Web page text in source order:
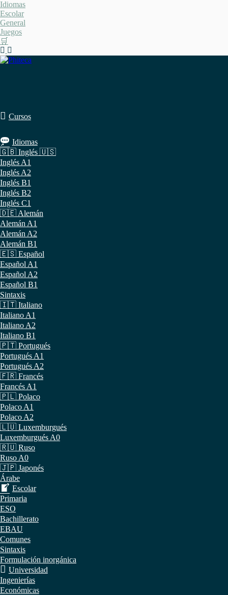
Saltar
al
contenido
Idiomas
Escolar
General
Juegos
🛒
Cursos
Idiomas
🇬🇧 Inglés 🇺🇸
Inglés A1
Inglés A2
Inglés B1
Inglés B2
Inglés C1
🇩🇪 Alemán
Alemán A1
Alemán A2
Alemán B1
🇪🇸 Español
Español A1
Español A2
Español B1
Sintaxis
🇮🇹 Italiano
Italiano A1
Italiano A2
Italiano B1
🇵🇹 Portugués
Portugués A1
Portugués A2
🇫🇷 Francés
Francés A1
🇵🇱 Polaco
Polaco A1
Polaco A2
🇱🇺 Luxemburgués
Luxemburgués A0
🇷🇺 Ruso
Ruso A0
🇯🇵 Japonés
Árabe
Escolar
Primaria
ESO
Bachillerato
EBAU
Comunes
Sintaxis
Formulación inorgánica
Universidad
Ingenierías
Económicas